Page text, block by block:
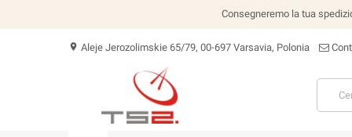
Consegneremo la tua
location_on Aleje Jerozolimskie 65/79, 00-697 Varsavia, Polonia